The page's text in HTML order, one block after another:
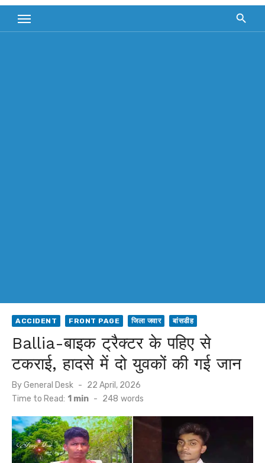
ACCIDENT FRONT PAGE जिला जवार बांसडीह
Ballia-बाइक ट्रैक्टर के पहिए से
टकराई, हादसे में दो युवकों की गई जान
ByGeneral Desk
Posted
on
22 April, 2026
Time to Read: 1 min - 248 words